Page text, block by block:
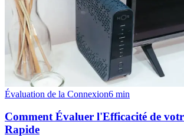
Évaluation de la Connexion6 min
Comment Évaluer l'Efficacité de
Rapide